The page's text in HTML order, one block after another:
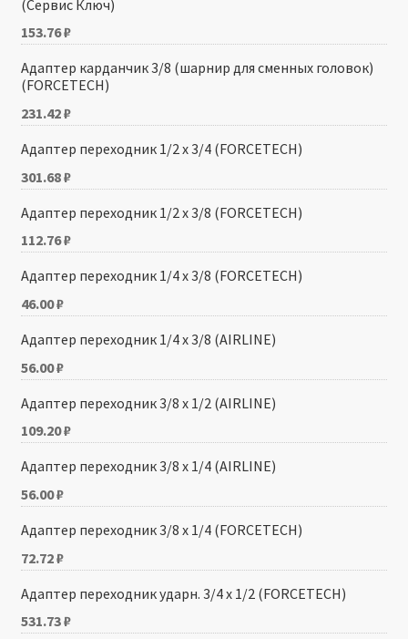
(Сервис Ключ)
153.76₽
Адаптер карданчик 3/8 (шарнир для сменных головок)
(FORCETECH)
231.42₽
Адаптер переходник 1/2 х 3/4 (FORCETECH)
301.68₽
Адаптер переходник 1/2 х 3/8 (FORCETECH)
112.76₽
Адаптер переходник 1/4 x 3/8 (FORCETECH)
46.00₽
Адаптер переходник 1/4 x 3/8 (AIRLINE)
56.00₽
Адаптер переходник 3/8 x 1/2 (AIRLINE)
109.20₽
Адаптер переходник 3/8 x 1/4 (AIRLINE)
56.00₽
Адаптер переходник 3/8 х 1/4 (FORCETECH)
72.72₽
Адаптер переходник ударн. 3/4 х 1/2 (FORCETECH)
531.73₽